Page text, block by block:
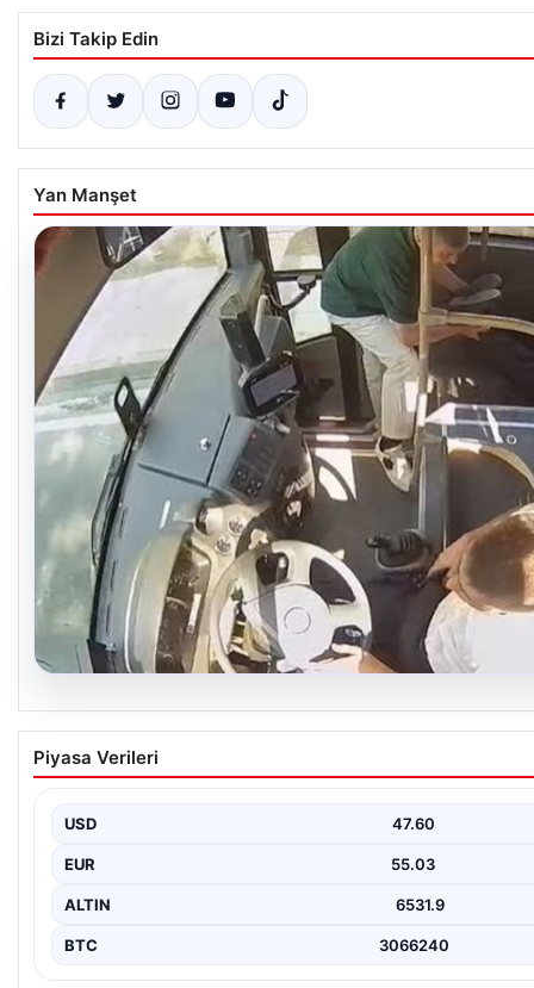
Bizi Takip Edin
Yan Manşet
05.08.2026
Otobüste Rahatsızlanan Yolcuyu Şoför Hızla
Trabzon’un yoğun ulaşım ağlarından biri olan halka açık
Piyasa Verileri
USD 47.60
EUR 55.03
ALTIN 6531.9
BTC 3066240